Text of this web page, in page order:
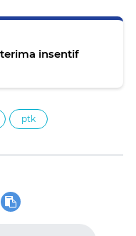
insentif
ptk